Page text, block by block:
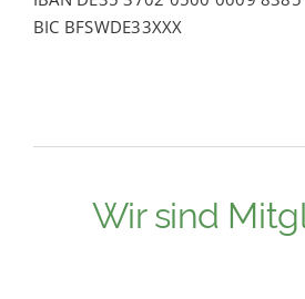
BIC BFSWDE33XXX
Wir sind